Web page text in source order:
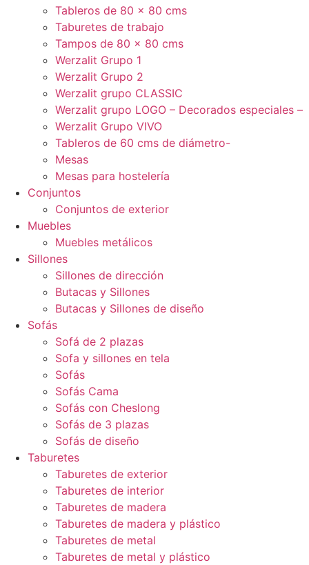
Tableros de 80 x 80 cms
Taburetes de trabajo
Tampos de 80 x 80 cms
Werzalit Grupo 1
Werzalit Grupo 2
Werzalit grupo CLASSIC
Werzalit grupo LOGO – Decorados especiales –
Werzalit Grupo VIVO
Tableros de 60 cms de diámetro-
Mesas
Mesas para hostelería
Conjuntos
Conjuntos de exterior
Muebles
Muebles metálicos
Sillones
Sillones de dirección
Butacas y Sillones
Butacas y Sillones de diseño
Sofás
Sofá de 2 plazas
Sofa y sillones en tela
Sofás
Sofás Cama
Sofás con Cheslong
Sofás de 3 plazas
Sofás de diseño
Taburetes
Taburetes de exterior
Taburetes de interior
Taburetes de madera
Taburetes de madera y plástico
Taburetes de metal
Taburetes de metal y plástico